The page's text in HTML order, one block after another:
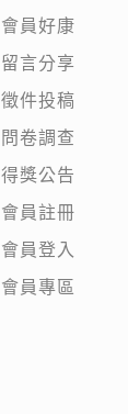
會員好康
留言分享
徵件投稿
問卷調查
得獎公告
會員註冊
會員登入
會員專區